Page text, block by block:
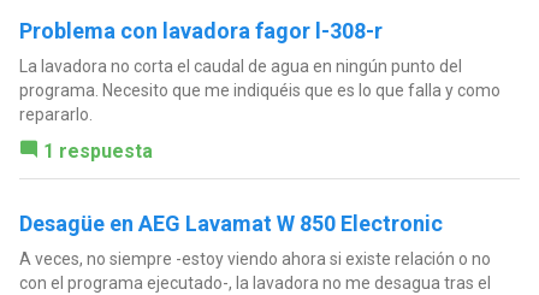
Problema con lavadora fagor l-308-r
La lavadora no corta el caudal de agua en ningún punto del
programa. Necesito que me indiquéis que es lo que falla y como
repararlo.
1 respuesta
Desagüe en AEG Lavamat W 850 Electronic
A veces, no siempre -estoy viendo ahora si existe relación o no
con el programa ejecutado-, la lavadora no me desagua tras el